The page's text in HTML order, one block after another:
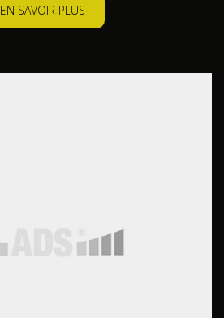
EN SAVOIR PLUS